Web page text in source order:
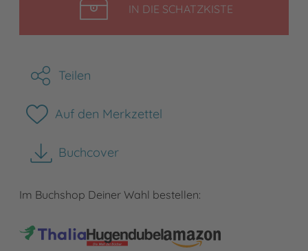
IN DIE SCHATZKISTELEGEN
Teilen
Auf den Merkzettel
Buchcover
herunterladen
Im Buchshop Deiner Wahl bestellen: